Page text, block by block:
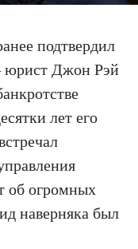
подтвердил
юрист Джон Рэй
лет его
об огромных
наверняка был